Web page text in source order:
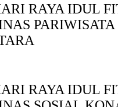
RAYA IDUL
PARIWISATA
RAYA IDUL